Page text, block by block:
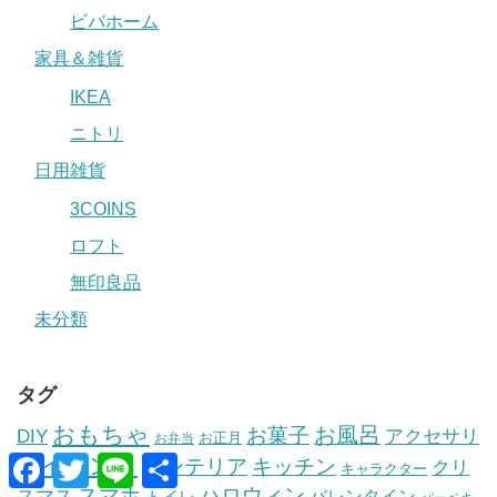
ビバホーム
家具＆雑貨
IKEA
ニトリ
日用雑貨
3COINS
ロフト
無印良品
未分類
タグ
DIY おもちゃ お弁当 お正月 お菓子 お風呂 アクセサリ
ー イベント インテリア キッチン キャラクター クリ
F
a
T
w
L
i
共
有